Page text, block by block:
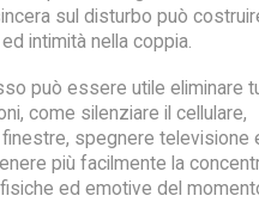
sul disturbo può
intimità nella coppia.
può essere utile eliminare
come silenziare il cellulare,
spegnere televisione
più facilmente la
ed emotive del